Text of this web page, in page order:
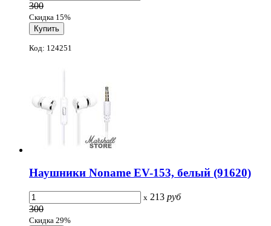
300
Скидка 15%
Код: 124251
Наушники Noname EV-153, белый (91620)
x 213 руб
300
Скидка 29%